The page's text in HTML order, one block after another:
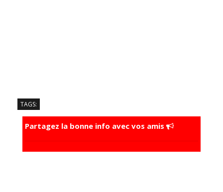
TAGS:
Partagez la bonne info avec vos amis